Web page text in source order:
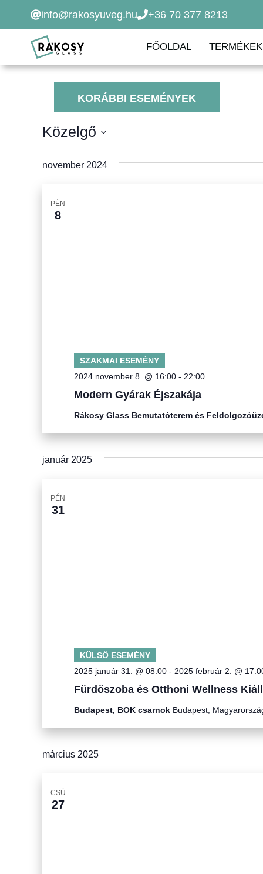
Kilépés
tartalomba
info@rakosyuveg.hu +36 70 377 8213
FŐOLDAL TERMÉKEK
KORÁBBI ESEMÉNYEK
Események
Közelgő
á
november 2024
PÉN
8
Modern Gyárak Éjszakája
2024 november 8. @ 16:00- 22:00
SZAKMAI ESEMÉNY
Rákosy Glass Bemutatóterem és
január 2025
PÉN
31
Fürdőszoba és Otthoni Wellness
2025 január 31. @ 08:00- 2025 február 2. @
KÜLSŐ ESEMÉNY
Budapest, BOK csarnok Budapest,
március 2025
CSÜ
27